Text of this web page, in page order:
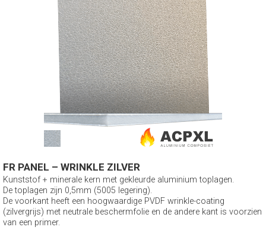
FR PANEL – WRINKLE ZILVER
Kunststof + minerale kern met gekleurde aluminium toplagen.
De toplagen zijn 0,5mm (5005 legering).
De voorkant heeft een hoogwaardige PVDF wrinkle-coating
(zilvergrijs) met neutrale beschermfolie en de andere kant is voorzien
van een primer.